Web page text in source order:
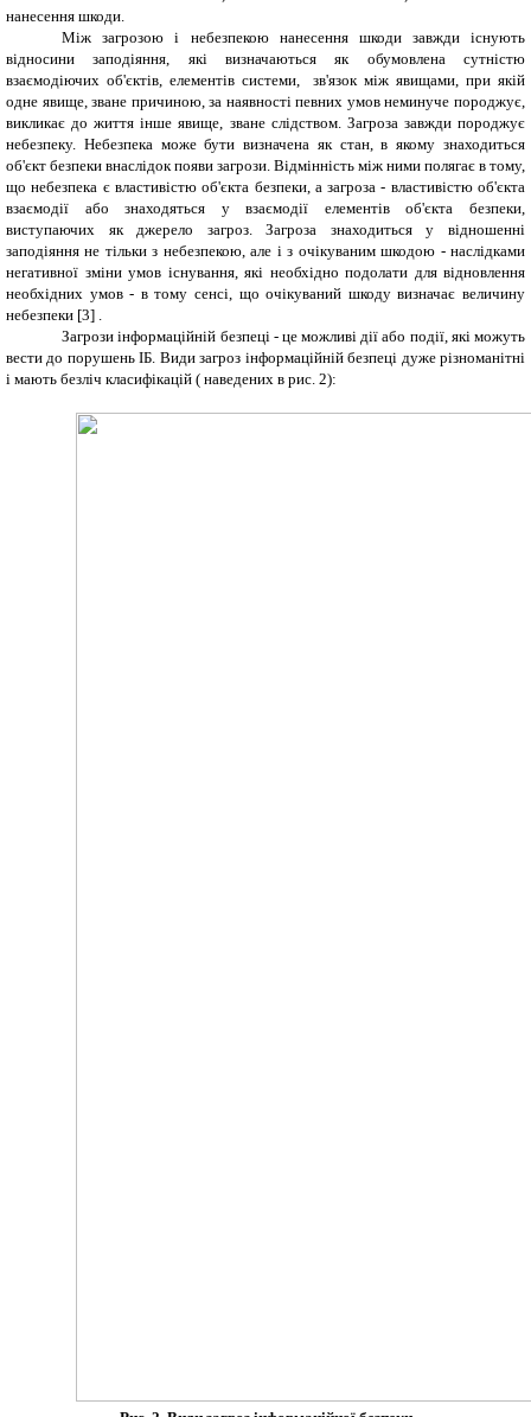
нанесення шкоди.
Між загрозою і небезпекою нанесення шкоди завжди існують
відносини заподіяння, які визначаються як обумовлена сутністю
взаємодіючих об'єктів, елементів системи, зв'язок між явищами, при якій
одне явище, зване причиною, за наявності певних умов неминуче породжує,
викликає до життя інше явище, зване слідством. Загроза завжди породжує
небезпеку. Небезпека може бути визначена як стан, в якому знаходиться
об'єкт безпеки внаслідок появи загрози. Відмінність між ними полягає в тому,
що небезпека є властивістю об'єкта безпеки, а загроза - властивістю об'єкта
взаємодії або знаходяться у взаємодії елементів об'єкта безпеки,
виступаючих як джерело загроз.Загроза знаходиться у відношенні
заподіяння не тільки з небезпекою, але і з очікуваним шкодою - наслідками
негативної зміни умов існування, які необхідно подолати для відновлення
необхідних умов - в тому сенсі, що очікуваний шкоду визначає величину
небезпеки [3] .
Загрози інформаційній безпеці - це можливі дії або події, які можуть
вести до порушень ІБ. Види загроз інформаційній безпеці дуже різноманітні
і мають безліч класифікацій ( наведених в рис. 2):